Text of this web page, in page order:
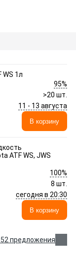
1л
95%
>20 шт.
11 - 13 августа
В корзину
ATF WS, JWS
100%
8 шт.
сегодня в 20:30
В корзину
предложения